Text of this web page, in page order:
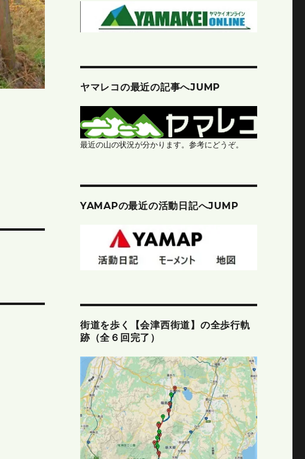
ヤマレコの最近の記事へJUMP
最近の山の状況が分かります。参考にどうぞ。
YAMAPの最近の活動日記へJUMP
街道を歩く【会津西街道】の全歩行軌
跡（全６回完了）